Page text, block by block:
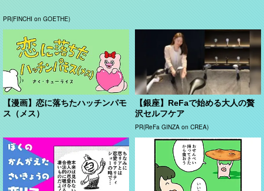
PR(FINCHI on GOETHE)
【漫画】恋に落ちたハッチンパモ
ス（メス）
【銀座】ReFaで始める大人の贅
沢セルフケア
PR(ReFa GINZA on CREA)